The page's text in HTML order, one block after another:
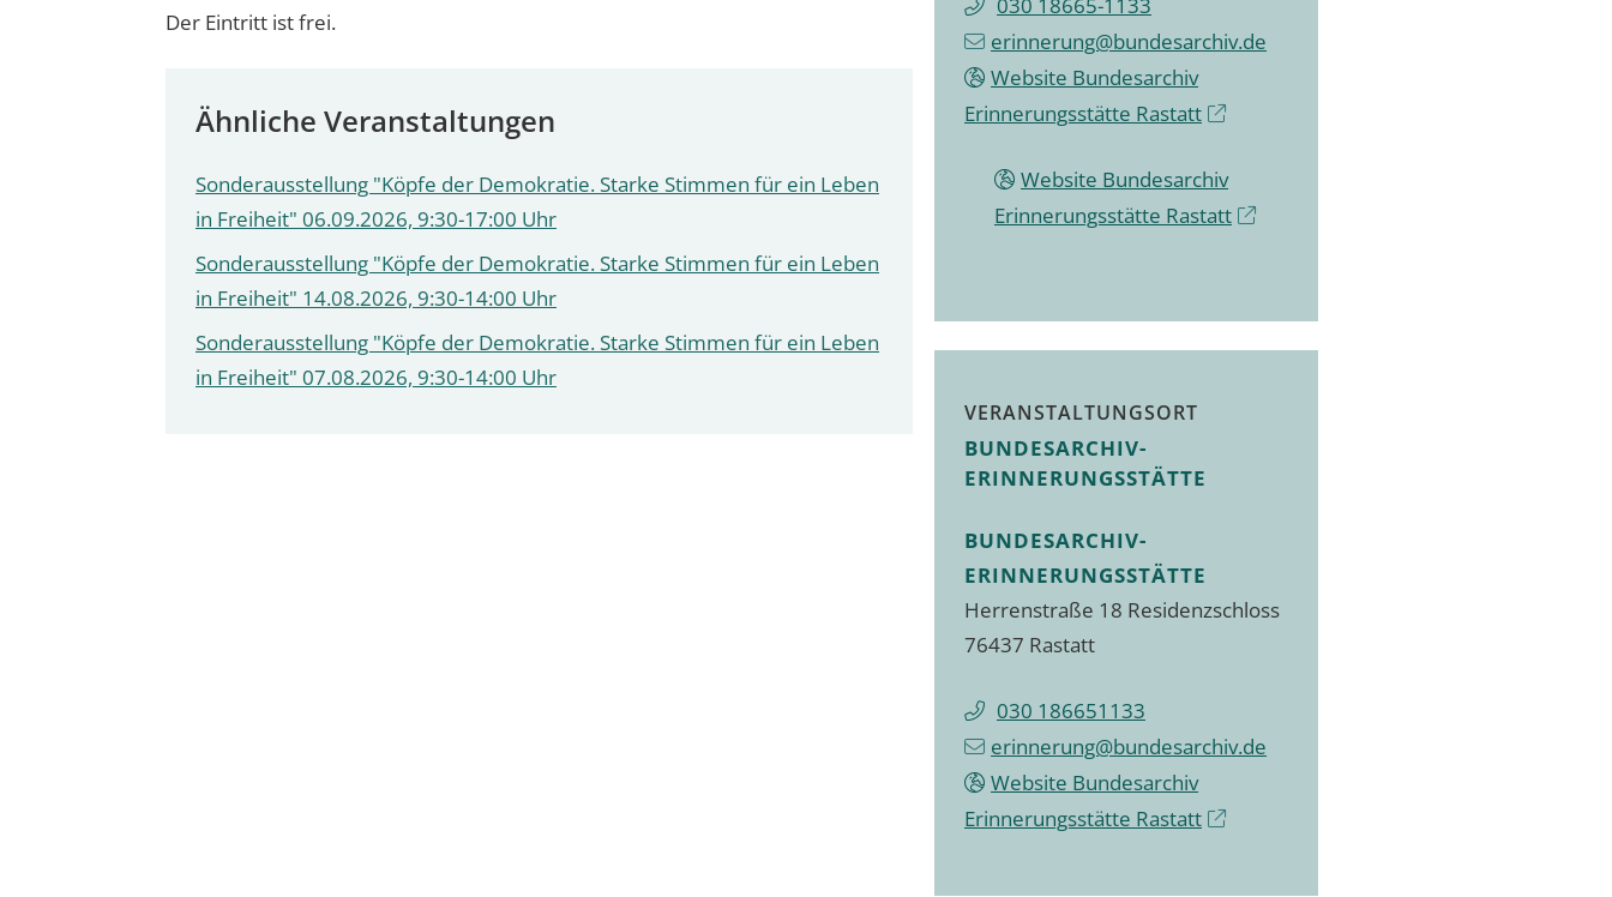
Der Eintritt ist frei.
Ähnliche Veranstaltungen
Sonderausstellung "Köpfe der Demokratie. Starke Stimmen für ein Leben
in Freiheit" 06.09.2026, 9:30-17:00 Uhr
Sonderausstellung "Köpfe der Demokratie. Starke Stimmen für ein Leben
in Freiheit" 14.08.2026, 9:30-14:00 Uhr
Sonderausstellung "Köpfe der Demokratie. Starke Stimmen für ein Leben
in Freiheit" 07.08.2026, 9:30-14:00 Uhr
030 18665-1133
erinnerung@bundesarchiv.de
Website Bundesarchiv
Erinnerungsstätte Rastatt
Website Bundesarchiv
Erinnerungsstätte Rastatt
VERANSTALTUNGSORT
BUNDESARCHIV-
ERINNERUNGSSTÄTTE
BUNDESARCHIV-
ERINNERUNGSSTÄTTE
Herrenstraße 18 Residenzschloss
76437 Rastatt
030 186651133
erinnerung@bundesarchiv.de
Website Bundesarchiv
Erinnerungsstätte Rastatt